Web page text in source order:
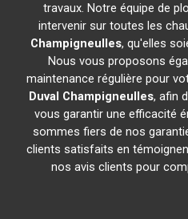
travaux. Notre équipe de
intervenir sur toutes les
Champigneulles, qu'elles
Nous vous proposons
maintenance régulière pour
Duval Champigneulles, afin
vous garantir une efficacité
sommes fiers de nos
clients satisfaits en
nos avis clients pour